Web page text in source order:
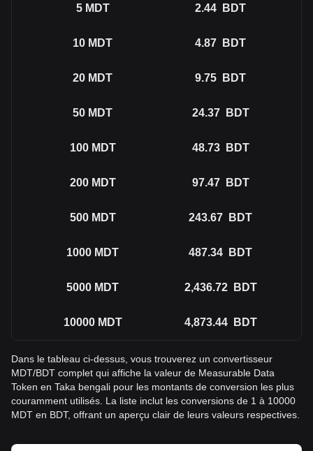
5 MDT 2.44 BDT
10 MDT 4.87 BDT
20 MDT 9.75 BDT
50 MDT 24.37 BDT
100 MDT 48.73 BDT
200 MDT 97.47 BDT
500 MDT 243.67 BDT
1000 MDT 487.34 BDT
5000 MDT 2,436.72 BDT
10000 MDT 4,873.44 BDT
Dans le tableau ci-dessus, vous trouverez un convertisseur
MDT/BDT complet qui affiche la valeur de Measurable Data
Token en Taka bengali pour les montants de conversion les plus
couramment utilisés. La liste inclut les conversions de 1 à 10000
MDT en BDT, offrant un aperçu clair de leurs valeurs respectives.